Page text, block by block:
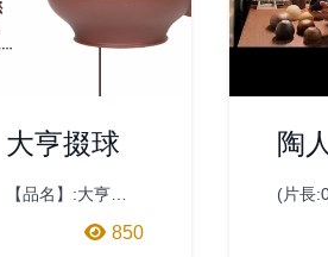
大亨掇球
【品名】:大亨掇
球【泥料】:宜興
頂級底曹清【規
850
陶
常
手
(片長